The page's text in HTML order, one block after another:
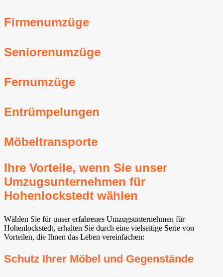
Firmenumzüge
Seniorenumzüge
Fernumzüge
Entrümpelungen
Möbeltransporte
Ihre Vorteile, wenn Sie unser
Umzugsunternehmen für
Hohenlockstedt wählen
Wählen Sie für unser erfahrenes Umzugsunternehmen für
Hohenlockstedt, erhalten Sie durch eine vielseitige Serie von
Vorteilen, die Ihnen das Leben vereinfachen:
Schutz Ihrer Möbel und Gegenstände